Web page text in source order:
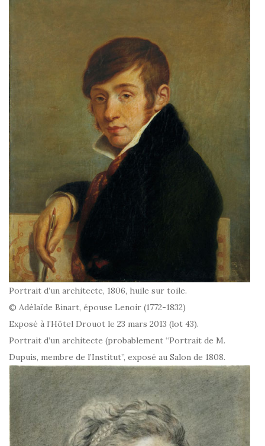
Portrait d’un architecte, 1806, huile sur toile.
© Adélaïde Binart, épouse Lenoir (1772-1832)
Exposé à l’Hôtel Drouot le 23 mars 2013 (lot 43).
Portrait d’un architecte (probablement “Portrait de M.
Dupuis, membre de l’Institut”, exposé au Salon de 1808.